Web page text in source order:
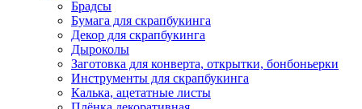
Брадсы
Бумага для скрапбукинга
Декор для скрапбукинга
Дыроколы
Заготовка для конверта, открытки, бонбоньерки
Инструменты для скрапбукинга
Калька, ацетатные листы